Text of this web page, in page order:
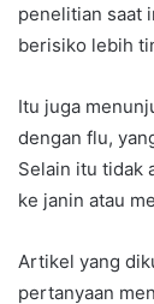
penelitian saat
berisiko lebih
Itu juga
dengan flu,
Selain itu tidak
ke janin atau
Artikel yang
pertanyaan